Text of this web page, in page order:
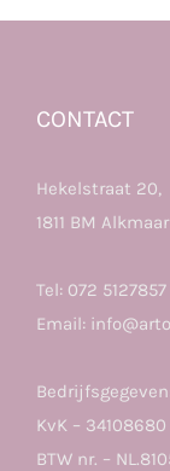
CONTACT
Hekelstraat 20,
1811 BM Alkmaar
Tel: 072 5127857
Email:
KvK – 34108680
BTW nr. –